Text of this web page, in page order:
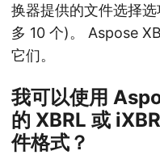
换器提供的文件选择
多 10 个)。 Aspose
它们。
我可以使用
的 XBRL 或
件格式？